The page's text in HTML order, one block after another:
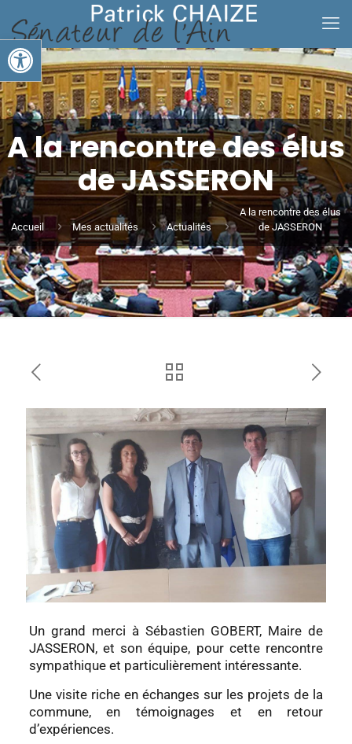
Ouvrir la barre d’outils
A la rencontre des élus
de JASSERON
Accueil Mes actualités Actualités
A la rencontre des élus
de JASSERON
Un grand merci à Sébastien GOBERT, Maire de
JASSERON, et son équipe, pour cette rencontre
sympathique et particulièrement intéressante.
Une visite riche en échanges sur les projets de la
commune, en témoignages et en retour
d’expériences.